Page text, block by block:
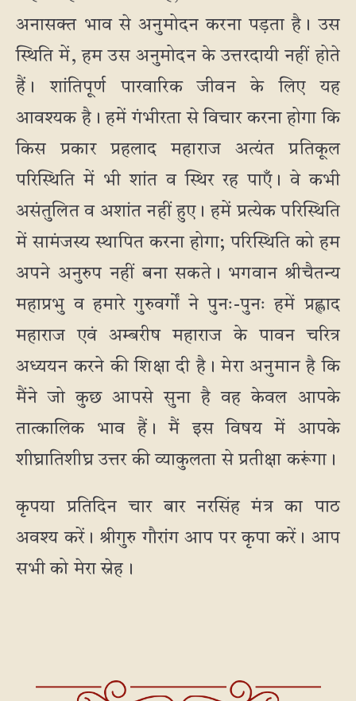
अनासक्त भाव से अनुमोदन करना पड़ता है। उस
स्थिति में, हम उस अनुमोदन के उत्तरदायी नहीं होते
हैं। शांतिपूर्ण पारवारिक जीवन के लिए यह
आवश्यक है। हमें गंभीरता से विचार करना होगा कि
किस प्रकार प्रहलाद महाराज अत्यंत प्रतिकूल
परिस्थिति में भी शांत व स्थिर रह पाएँ। वे कभी
असंतुलित व अशांत नहीं हुए। हमें प्रत्येक परिस्थिति
में सामंजस्य स्थापित करना होगा; परिस्थिति को हम
अपने अनुरुप नहीं बना सकते। भगवान श्रीचैतन्य
महाप्रभु व हमारे गुरुवर्गों ने पुनः-पुनः हमें प्रह्लाद
महाराज एवं अम्बरीष महाराज के पावन चरित्र
अध्ययन करने की शिक्षा दी है। मेरा अनुमान है कि
मैंने जो कुछ आपसे सुना है वह केवल आपके
तात्कालिक भाव हैं। मैं इस विषय में आपके
शीघ्रातिशीघ्र उत्तर की व्याकुलता से प्रतीक्षा करूंगा।
कृपया प्रतिदिन चार बार नरसिंह मंत्र का पाठ
अवश्य करें। श्रीगुरु गौरांग आप पर कृपा करें। आप
सभी को मेरा स्नेह।